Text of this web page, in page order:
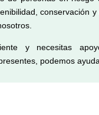
conservación y
y necesitas
podemos